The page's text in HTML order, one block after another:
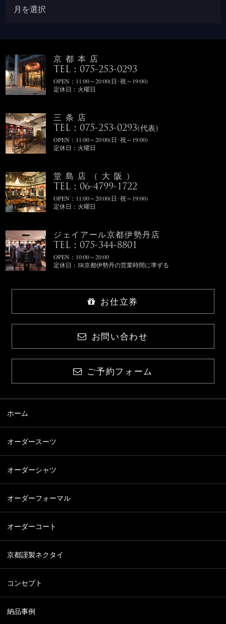
京都本店
TEL：075-253-0293
OPEN：11:00～20:00(日･祝～19:00)
定休日：火曜日
三条店
TEL：075-253-0293(代表)
OPEN：11:00～20:00(日･祝～19:00)
定休日：火曜日
堂島店（大阪）
TEL：06-4799-1722
OPEN：11:00～20:00(日･祝～19:00)
定休日：火曜日
ジェイアール京都伊勢丹店
TEL：075-344-8801
OPEN：10:00～20:00
定休日：JR京都伊勢丹の営業時間に準ずる
お仕立券
お問い合わせ
ご予約フォーム
ホーム
オーダースーツ
オーダーシャツ
オーダーフォーマル
オーダーコート
京都謹製ネクタイ
コンセプト
納品事例